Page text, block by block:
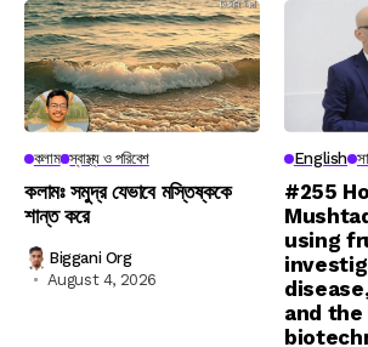
কলাম স্বাস্থ্য ও পরিবেশ
কলামঃ সমুদ্র যেভাবে মস্তিষ্ককে
শান্ত করে
Biggani Org
August 4, 2026
English
#255
using
and